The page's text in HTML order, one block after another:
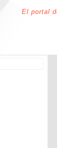
El portal